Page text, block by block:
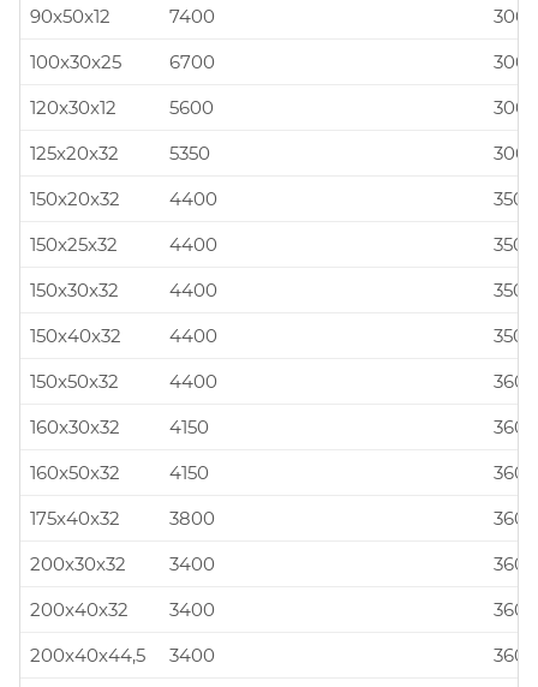
90x50x12
7400
100x30x25
6700
120x30x12
5600
125x20x32
5350
150x20x32
4400
150x25x32
4400
150x30x32
4400
150x40x32
4400
150x50x32
4400
160x30x32
4150
160x50x32
4150
175x40x32
3800
200x30x32
3400
200x40x32
3400
200x40x44,5
3400